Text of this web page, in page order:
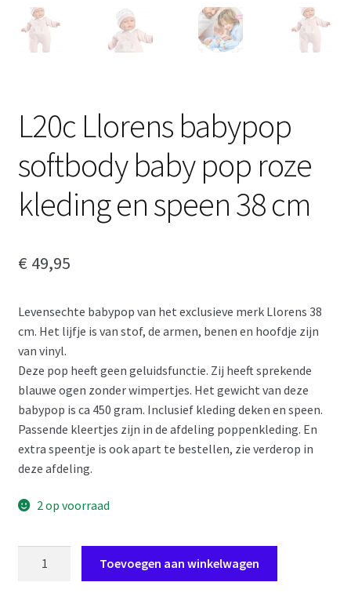
L20c Llorens babypop
softbody baby pop roze
kleding en speen 38 cm
€ 49,95
Levensechte babypop van het exclusieve merk Llorens 38
cm. Het lijfje is van stof, de armen, benen en hoofdje zijn
van vinyl.
Deze pop heeft geen geluidsfunctie. Zij heeft sprekende
blauwe ogen zonder wimpertjes. Het gewicht van deze
babypop is ca 450 gram. Inclusief kleding deken en speen.
Passende kleertjes zijn in de afdeling poppenkleding. En
extra speentje is ook apart te bestellen, zie verderop in
deze afdeling.
2 op voorraad
Toevoegen aan winkelwagen